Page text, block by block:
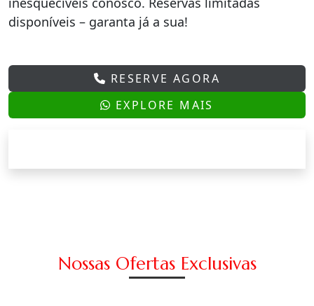
disponíveis – garanta já a sua!
RESERVE AGORA
EXPLORE MAIS
Nossas Ofertas Exclusivas